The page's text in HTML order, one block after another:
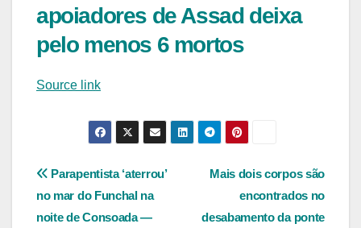
apoiadores de Assad deixa
pelo menos 6 mortos
Source link
Navegação
de
Mais dois corpos são
encontrados no
desabamento da ponte
Parapentista ‘aterrou’
no mar do Funchal na
noite de Consoada —